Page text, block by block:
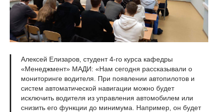
Алексей Елизаров, студент 4-го курса кафедры
«Менеджмент» МАДИ: «Нам сегодня рассказывали о
мониторинге водителя. При появлении автопилотов и
систем автоматической навигации можно будет
исключить водителя из управления автомобилем или
снизить его функции до минимума. Например, он будет